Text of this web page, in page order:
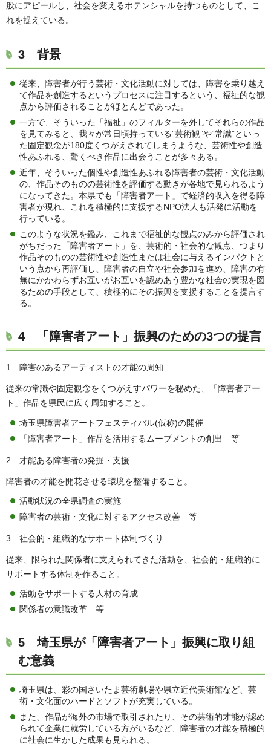
般にアピールし、社会を変えるポテンシャルを持つものとして、こ
れを捉えている。
3 背景
従来、障害者が行う芸術・文化活動に対しては、障害を乗り越え
て作品を創造するというプロセスに注目するという、福祉的な観
点から評価されることがほとんどであった。
一方で、そういった「福祉」のフィルターを外してそれらの作品
を見てみると、我々が常日頃持っている”芸術観”や“常識”といっ
た固定観念が180度くつがえされてしまうような、芸術性や創造
性あふれる、驚くべき作品に出会うことが多々ある。
近年、そういった個性や創造性あふれる障害者の芸術・文化活動
の、作品そのものの芸術性を評価する動きが各地で見られるよう
になってきた。本県でも「障害者アート」で経済的収入を得る障
害者が現れ、これを積極的に支援するNPO法人も活発に活動を
行っている。
このような状況を鑑み、これまで福祉的な観点のみから評価され
がちだった「障害者アート」を、芸術的・社会的な観点、つまり
作品そのものの芸術性や創造性または社会に与えるインパクトと
いう点から再評価し、障害者の自立や社会参加を進め、障害の有
無にかかわらずお互いがお互いを認めあう豊かな社会の実現を図
るための手段として、積極的にその振興を支援することを提言す
る。
4 「障害者アート」振興のための3つの提言
1 障害のあるアーティストの才能の周知
従来の常識や固定観念をくつがえすパワーを秘めた、「障害者アー
ト」作品を県民に広く周知すること。
埼玉県障害者アートフェスティバル(仮称)の開催
「障害者アート」作品を活用するムーブメントの創出 等
2 才能ある障害者の発掘・支援
障害者の才能を開花させる環境を整備すること。
活動状況の全県調査の実施
障害者の芸術・文化に対するアクセス改善 等
3 社会的・組織的なサポート体制づくり
従来、限られた関係者に支えられてきた活動を、社会的・組織的に
サポートする体制を作ること。
活動をサポートする人材の育成
関係者の意識改革 等
5 埼玉県が「障害者アート」振興に取り組
む意義
埼玉県は、彩の国さいたま芸術劇場や県立近代美術館など、芸
術・文化面のハードとソフトが充実している。
また、作品が海外の市場で取引されたり、その芸術的才能が認め
られて企業に就労している方がいるなど、障害者の才能を積極的
に社会に生かした成果も見られる。